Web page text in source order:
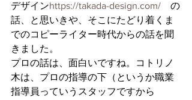
デザインhttps://takada-design.com/ の
話、と思いきや、そこにたどり着くま
でのコピーライター時代からの話を聞
きました。
プロの話は、面白いですね。コトリノ
木は、プロの指導の下（というか職業
指導員っていうスタッフですから